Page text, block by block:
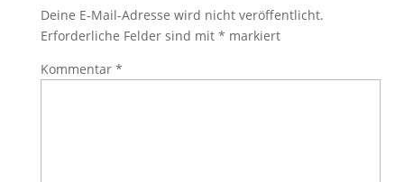
Deine E-Mail-Adresse wird nicht veröffentlicht.
Erforderliche Felder sind mit * markiert
Kommentar *